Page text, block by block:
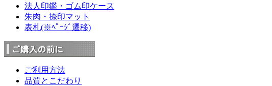
法人印鑑・ゴム印ケース
朱肉・捺印マット
表札(※ﾍﾟｰｼﾞ遷移)
ご利用方法
品質とこだわり